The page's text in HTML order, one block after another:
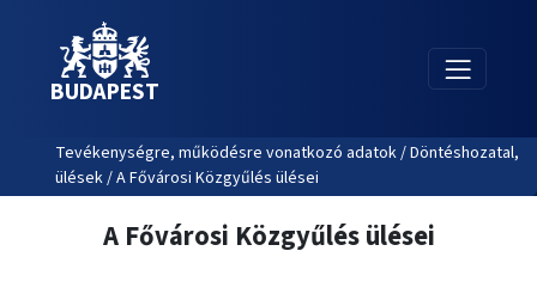
BUDAPEST
Tevékenységre, működésre vonatkozó adatok / Döntéshozatal,
ülések / A Fővárosi Közgyűlés ülései
A Fővárosi Közgyűlés ülései